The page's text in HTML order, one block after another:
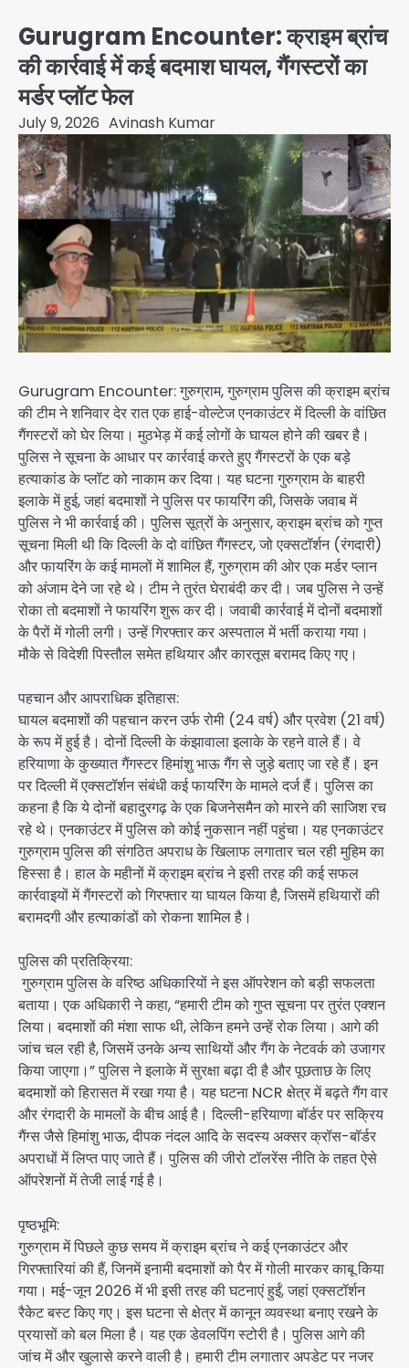
Gurugram Encounter: क्राइम ब्रांच
की कार्रवाई में कई बदमाश घायल, गैंगस्टरों का
मर्डर प्लॉट फेल
July 9, 2026 Avinash Kumar
Gurugram Encounter: गुरुग्राम, गुरुग्राम पुलिस की क्राइम ब्रांच
की टीम ने शनिवार देर रात एक हाई-वोल्टेज एनकाउंटर में दिल्ली के वांछित
गैंगस्टरों को घेर लिया। मुठभेड़ में कई लोगों के घायल होने की खबर है।
पुलिस ने सूचना के आधार पर कार्रवाई करते हुए गैंगस्टरों के एक बड़े
हत्याकांड के प्लॉट को नाकाम कर दिया। यह घटना गुरुग्राम के बाहरी
इलाके में हुई, जहां बदमाशों ने पुलिस पर फायरिंग की, जिसके जवाब में
पुलिस ने भी कार्रवाई की। पुलिस सूत्रों के अनुसार, क्राइम ब्रांच को गुप्त
सूचना मिली थी कि दिल्ली के दो वांछित गैंगस्टर, जो एक्सटॉर्शन (रंगदारी)
और फायरिंग के कई मामलों में शामिल हैं, गुरुग्राम की ओर एक मर्डर प्लान
को अंजाम देने जा रहे थे। टीम ने तुरंत घेराबंदी कर दी। जब पुलिस ने उन्हें
रोका तो बदमाशों ने फायरिंग शुरू कर दी। जवाबी कार्रवाई में दोनों बदमाशों
के पैरों में गोली लगी। उन्हें गिरफ्तार कर अस्पताल में भर्ती कराया गया।
मौके से विदेशी पिस्तौल समेत हथियार और कारतूस बरामद किए गए।
पहचान और आपराधिक इतिहास:
घायल बदमाशों की पहचान करन उर्फ रोमी (24 वर्ष) और प्रवेश (21 वर्ष)
के रूप में हुई है। दोनों दिल्ली के कंझावाला इलाके के रहने वाले हैं। वे
हरियाणा के कुख्यात गैंगस्टर हिमांशु भाऊ गैंग से जुड़े बताए जा रहे हैं। इन
पर दिल्ली में एक्सटॉर्शन संबंधी कई फायरिंग के मामले दर्ज हैं। पुलिस का
कहना है कि ये दोनों बहादुरगढ़ के एक बिजनेसमैन को मारने की साजिश रच
रहे थे। एनकाउंटर में पुलिस को कोई नुकसान नहीं पहुंचा। यह एनकाउंटर
गुरुग्राम पुलिस की संगठित अपराध के खिलाफ लगातार चल रही मुहिम का
हिस्सा है। हाल के महीनों में क्राइम ब्रांच ने इसी तरह की कई सफल
कार्रवाइयों में गैंगस्टरों को गिरफ्तार या घायल किया है, जिसमें हथियारों की
बरामदगी और हत्याकांडों को रोकना शामिल है।
पुलिस की प्रतिक्रिया:
गुरुग्राम पुलिस के वरिष्ठ अधिकारियों ने इस ऑपरेशन को बड़ी सफलता
बताया। एक अधिकारी ने कहा, “हमारी टीम को गुप्त सूचना पर तुरंत एक्शन
लिया। बदमाशों की मंशा साफ थी, लेकिन हमने उन्हें रोक लिया। आगे की
जांच चल रही है, जिसमें उनके अन्य साथियों और गैंग के नेटवर्क को उजागर
किया जाएगा।” पुलिस ने इलाके में सुरक्षा बढ़ा दी है और पूछताछ के लिए
बदमाशों को हिरासत में रखा गया है। यह घटना NCR क्षेत्र में बढ़ते गैंग वार
और रंगदारी के मामलों के बीच आई है। दिल्ली-हरियाणा बॉर्डर पर सक्रिय
गैंग्स जैसे हिमांशु भाऊ, दीपक नंदल आदि के सदस्य अक्सर क्रॉस-बॉर्डर
अपराधों में लिप्त पाए जाते हैं। पुलिस की जीरो टॉलरेंस नीति के तहत ऐसे
ऑपरेशनों में तेजी लाई गई है।
पृष्ठभूमि:
गुरुग्राम में पिछले कुछ समय में क्राइम ब्रांच ने कई एनकाउंटर और
गिरफ्तारियां की हैं, जिनमें इनामी बदमाशों को पैर में गोली मारकर काबू किया
गया। मई-जून 2026 में भी इसी तरह की घटनाएं हुईं, जहां एक्सटॉर्शन
रैकेट बस्ट किए गए। इस घटना से क्षेत्र में कानून व्यवस्था बनाए रखने के
प्रयासों को बल मिला है। यह एक डेवलपिंग स्टोरी है। पुलिस आगे की
जांच में और खुलासे करने वाली है। हमारी टीम लगातार अपडेट पर नजर